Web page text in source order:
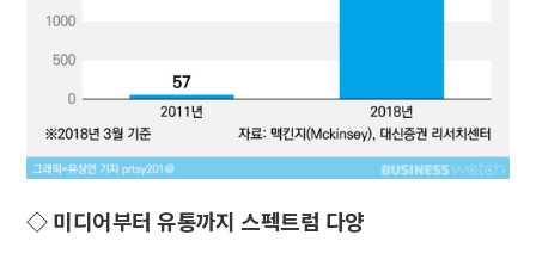
◇ 미디어부터 유통까지 스펙트럼 다양